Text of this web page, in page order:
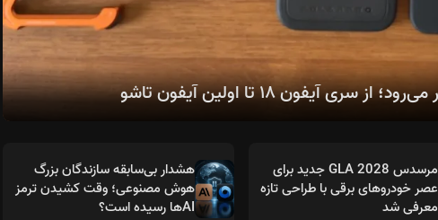
مرسدس GLA 2028 جدید برای
عصر خودروهای برقی با طراحی تازه
معرفی شد
هشدار بی‌سابقه سازندگان بزرگ
هوش مصنوعی؛ وقت کشیدن ترمز
AIها رسیده است؟